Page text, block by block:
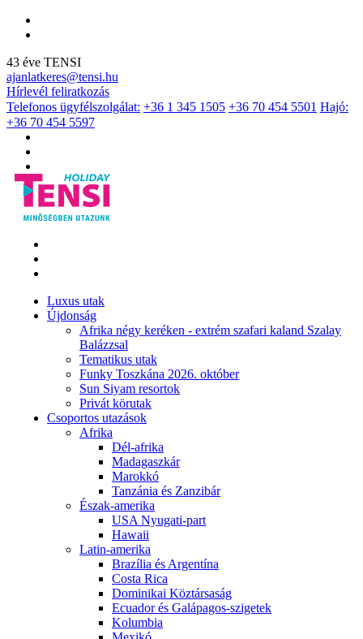
43 éve TENSI
ajanlatkeres@tensi.hu
Hírlevél feliratkozás
Telefonos ügyfélszolgálat: +36 1 345 1505 +36 70 454 5501 Hajó:
+36 70 454 5597
Luxus utak
Újdonság
Afrika négy keréken - extrém szafari kaland Szalay
Balázzsal
Tematikus utak
Funky Toszkána 2026. október
Sun Siyam resortok
Privát körutak
Csoportos utazások
Afrika
Dél-afrika
Madagaszkár
Marokkó
Tanzánia és Zanzibár
Észak-amerika
USA Nyugati-part
Hawaii
Latin-amerika
Brazília és Argentína
Costa Rica
Dominikai Köztársaság
Ecuador és Galápagos-szigetek
Kolumbia